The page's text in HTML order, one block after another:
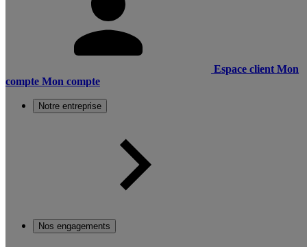
Espace client Mon
compte Mon compte
Notre entreprise
Nos engagements